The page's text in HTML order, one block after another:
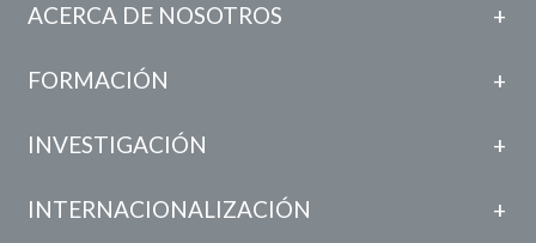
ACERCA DE NOSOTROS
FORMACIÓN
INVESTIGACIÓN
INTERNACIONALIZACIÓN